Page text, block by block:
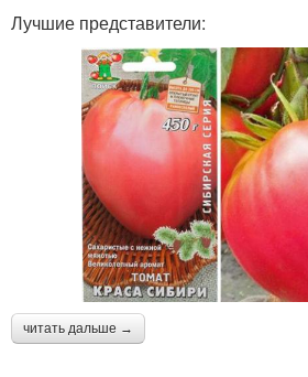
Лучшие представители:
читать дальше →